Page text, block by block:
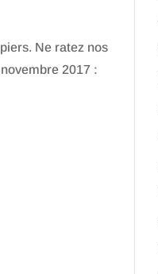
Ne ratez nos
2017 :